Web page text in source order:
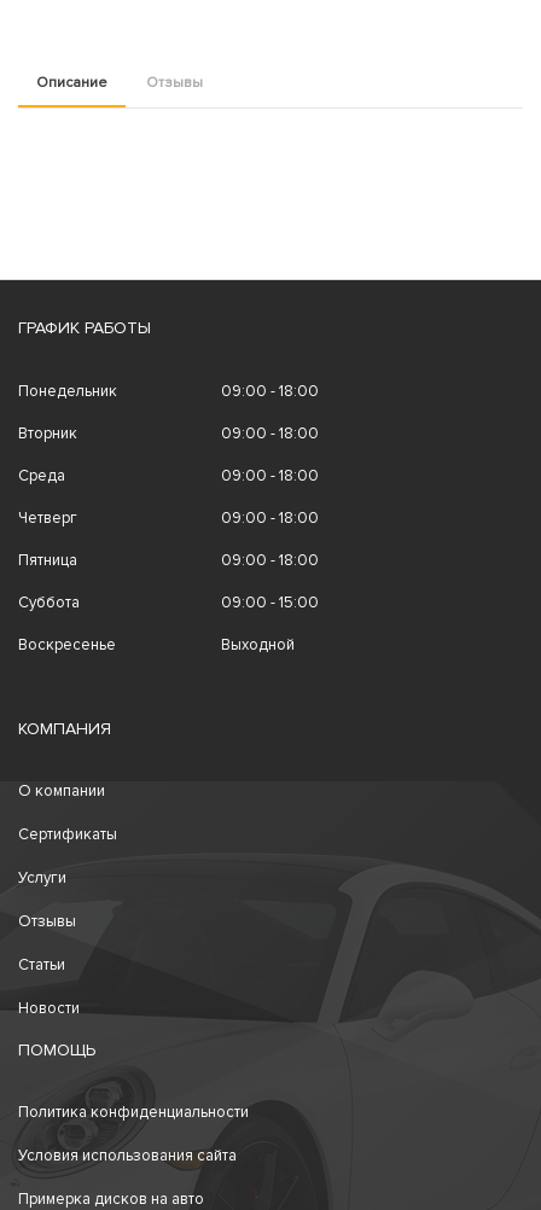
Описание Отзывы
ГРАФИК РАБОТЫ
Понедельник 09:00 - 18:00
Вторник 09:00 - 18:00
Среда 09:00 - 18:00
Четверг 09:00 - 18:00
Пятница 09:00 - 18:00
Суббота 09:00 - 15:00
Воскресенье Выходной
КОМПАНИЯ
О компании
Сертификаты
Услуги
Отзывы
Статьи
Новости
ПОМОЩЬ
Политика конфиденциальности
Условия использования сайта
Примерка дисков на авто